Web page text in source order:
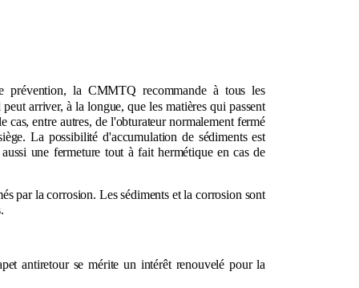
prévention, la CMMTQ recommande à tous les
arriver, à la longue, que les matières qui passent
cas, entre autres, de l'obturateur normalement fermé
La possibilité d'accumulation de sédiments est
une fermeture tout à fait hermétique en cas de
par la corrosion. Les sédiments et la corrosion sont
antiretour se mérite un intérêt renouvelé pour la